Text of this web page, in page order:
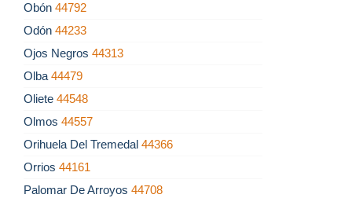
Obón 44792
Odón 44233
Ojos Negros 44313
Olba 44479
Oliete 44548
Olmos 44557
Orihuela Del Tremedal 44366
Orrios 44161
Palomar De Arroyos 44708